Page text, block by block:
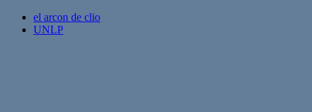
el arcon de clio
UNLP